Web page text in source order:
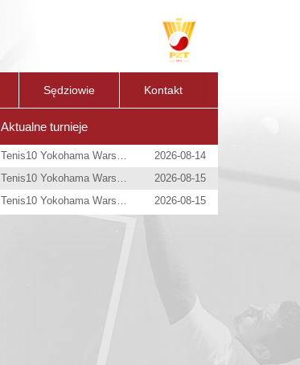
Sędziowie Kontakt
Aktualne turnieje
Tenis10 Yokohama Warsaw Open
2026-08-14
Tenis10 Yokohama Warsaw Open
2026-08-15
Tenis10 Yokohama Warsaw Open
2026-08-15